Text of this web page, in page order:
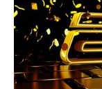
買って組んでま
要がありました。 キーボードの名称がよくわから
て、販売サイト
が、キーマップ
YMDK YD60MQ